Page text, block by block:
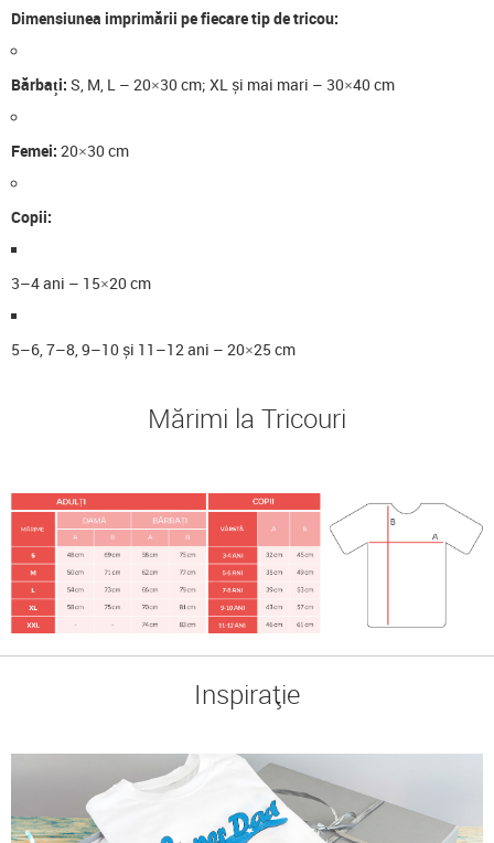
Dimensiunea imprimării pe fiecare tip de tricou:
Bărbați: S, M, L – 20×30 cm; XL și mai mari – 30×40 cm
Femei: 20×30 cm
Copii:
3–4 ani – 15×20 cm
5–6, 7–8, 9–10 și 11–12 ani – 20×25 cm
Mărimi la Tricouri
Inspirație